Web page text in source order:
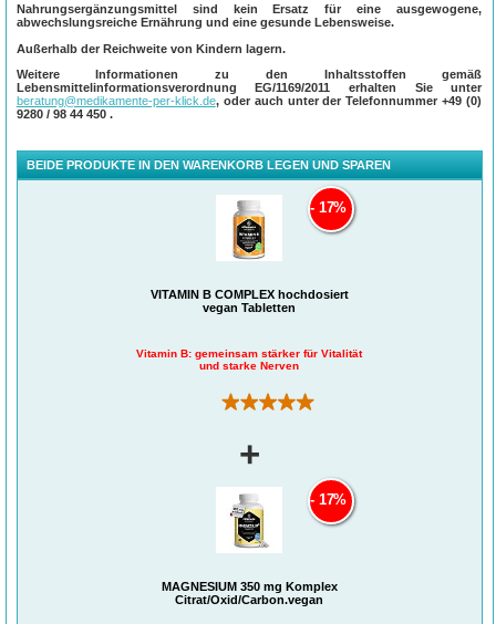
Konzentration und sorgen für Energie.
Alle 8 Vitamine aus der B-Gruppe sind wichtig für zahlreiche Funktionen des
menschlichen Organismus, bei denen sie sich gegenseitig ergänzen. Die
12
tragen zu einem normalen
Energiestoffwechsel bei, die Vitamine B2, B3 , B 9 und B
Verminderung von Müdigkeit bei und das Vitamin B
geistigen Leistung bei. Und darüber hinaus gibt es noch viele weitere Funktionen
Vorteile des hochdosierten Vitamaze Vitamin B-Komplex
Beste Bioverfügbarkeit: Ohne das Trennmittel Magnesiumstearat
(Magnesiumsalze der Speisefettsäuren) um die ideale Wirksamkeit zu
Farb- und Konservierungsstoffen, gentechnisch veränderten
Inhaltsstoffen sowie Pestiziden, Fungiziden, künstlichen Düngemitteln oder
Nach offiziellem HACCP-Konzept in Deutschland produziert (Hazard Analysis
Critical Control Point). Es steht für eine Gefahrenanalyse und dient der
hygienischen Sicherheit von
Nahrungsergänzungsmittel sind kein Ersatz für eine ausgewogene,
abwechslungsreiche Ernährung und eine gesunde Lebensweise.
Außerhalb der Reichweite von Kindern lagern.
Weitere Informationen zu den Inhaltsstoffen gemäß
Lebensmittelinformationsverordnung EG/1169/2011 erhalten Sie unter
beratung@medikamente-per-klick.de, oder auch unter der Telefonnummer+49 (0)
9280 / 98 44 450 .
BEIDE PRODUKTE IN DEN WARENKORB LEGEN UND SPAREN
VITAMIN B COMPLEX hochdosiert
vegan Tabletten
Vitamin B: gemeinsam stärker für Vitalität
und starke Nerven
(2)
17%
+
MAGNESIUM 350 mg Komplex
Citrat/Oxid/Carbon.vegan
17%